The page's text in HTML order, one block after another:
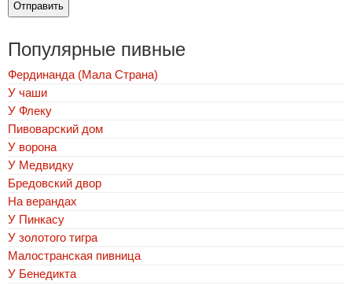
Популярные пивные
Фердинанда (Мала Страна)
У чаши
У Флеку
Пивоварский дом
У ворона
У Медвидку
Бредовский двор
На верандах
У Пинкасу
У золотого тигра
Малостранская пивница
У Бенедикта